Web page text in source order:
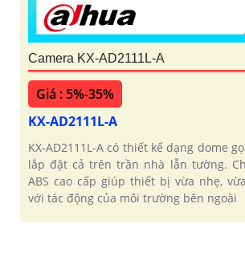
Camera KX-AD2111L-A
Giá : 5%-35%
KX-AD2111L-A
KX‑AD2111L‑A có thiết kế dạng dome
lắp đặt cả trên trần nhà lẫn tường.
ABS cao cấp giúp thiết bị vừa nhẹ,
với tác động của môi trường bên ngoài